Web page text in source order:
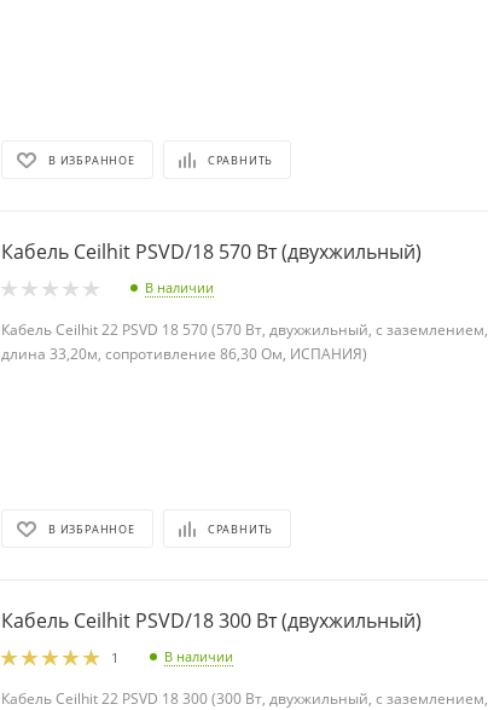
В ИЗБРАННОЕ СРАВНИТЬ
Кабель Ceilhit PSVD/18 570 Вт (двухжильный)
В наличии
Кабель Ceilhit 22 PSVD 18 570 (570 Вт, двухжильный, с заземлением,
длина 33,20м, сопротивление 86,30 Ом, ИСПАНИЯ)
В ИЗБРАННОЕ СРАВНИТЬ
Кабель Ceilhit PSVD/18 300 Вт (двухжильный)
1 В наличии
Кабель Ceilhit 22 PSVD 18 300 (300 Вт, двухжильный, с заземлением,